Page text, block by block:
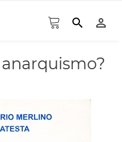
search person_outline